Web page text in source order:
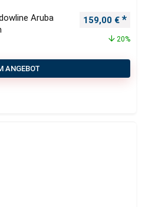
Aruba
159,00 €
20%
ANGEBOT